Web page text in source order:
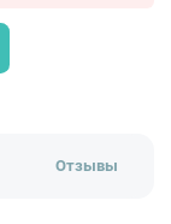
Отзывы